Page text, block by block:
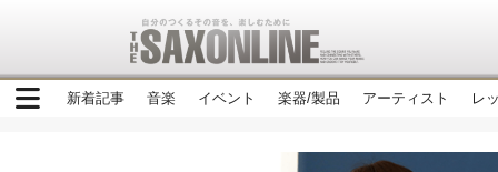
新着記事 音楽 イベント 楽器/製品 アーティスト レ